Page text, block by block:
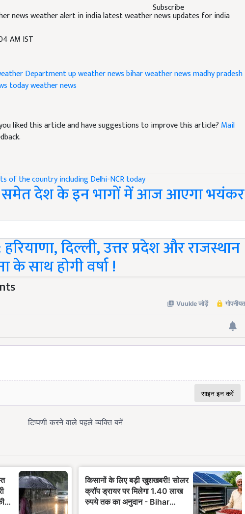
Subscribe
news weather alert in india latest weather news updates for india
AM IST
Departmentup weather newsbihar weather newsmadhy pradesh
today weather news
liked this article and have suggestions to improve this article? Mail
समेत देश के इन भागों में आज आएगा भयंकर
दिल्ली, उत्तर प्रदेश और राजस्थान
के साथ होगी वर्षा !